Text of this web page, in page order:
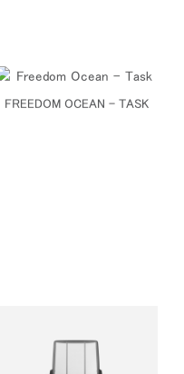
FREEDOM OCEAN - TASK